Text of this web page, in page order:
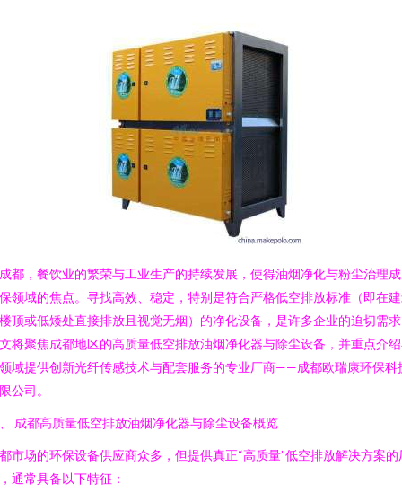
都，餐饮业的繁荣与工业生产的持续发展，使得油烟净化与粉尘治理
领域的焦点。寻找高效、稳定，特别是符合严格低空排放标准（即在
顶或低矮处直接排放且视觉无烟）的净化设备，是许多企业的迫切需
将聚焦成都地区的高质量低空排放油烟净化器与除尘设备，并重点介
域提供创新光纤传感技术与配套服务的专业厂商——成都欧瑞康环保科
公司。
成都高质量低空排放油烟净化器与除尘设备概览
市场的环保设备供应商众多，但提供真正“高质量”低空排放解决方案的
通常具备以下特征：